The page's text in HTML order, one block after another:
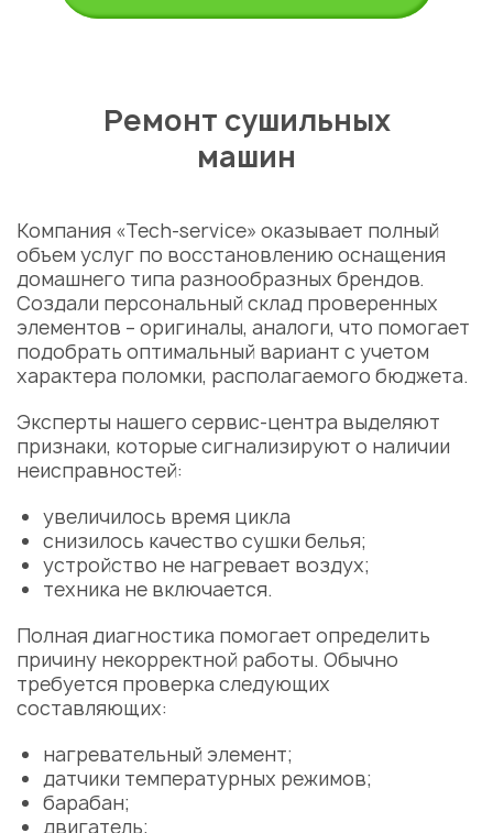
Ремонт сушильных
машин
Компания «Tech-service» оказывает полный
объем услуг по восстановлению оснащения
домашнего типа разнообразных брендов.
Создали персональный склад проверенных
элементов – оригиналы, аналоги, что помогает
подобрать оптимальный вариант с учетом
характера поломки, располагаемого бюджета.
Эксперты нашего сервис-центра выделяют
признаки, которые сигнализируют о наличии
неисправностей:
увеличилось время цикла
снизилось качество сушки белья;
устройство не нагревает воздух;
техника не включается.
Полная диагностика помогает определить
причину некорректной работы. Обычно
требуется проверка следующих
составляющих:
нагревательный элемент;
датчики температурных режимов;
барабан;
двигатель;